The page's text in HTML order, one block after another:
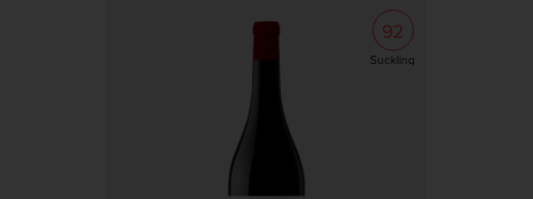
Suckling
92